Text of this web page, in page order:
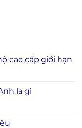
cao cấp giới hạn
là gì